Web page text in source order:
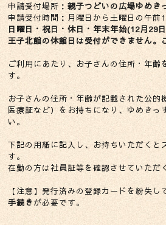
申請受付場所：親子つどいの広場ゆめき
申請受付時間：月曜日から土曜日の午前
日曜日・祝日・休日・年末年始(12月29
王子北館の休館日は受付ができません。
ご利用にあたり、お子さんの住所・年齢
す。
お子さんの住所・年齢が記載された公的
医療証など）をお持ちになり、ゆめきっ
い。
下記の用紙に記入し、お持ちいただくと
す。
在勤の方は社員証等を確認させていただ
【注意】発行済みの登録カードを紛失
手続きが必要です。